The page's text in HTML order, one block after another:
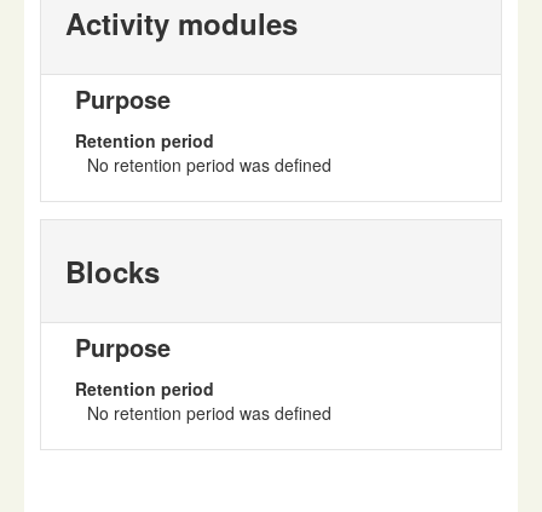
Activity modules
Purpose
Retention period
No retention period was defined
Blocks
Purpose
Retention period
No retention period was defined